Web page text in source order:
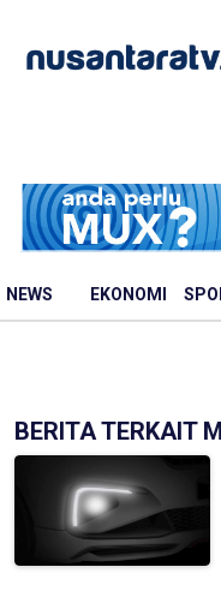
NEWS EKONOMI
BERITA TERKAIT